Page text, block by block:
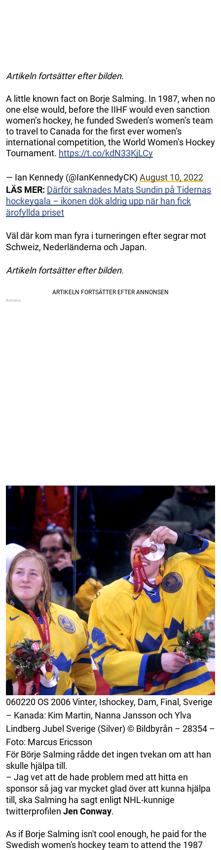
Artikeln fortsätter efter bilden.
A little known fact on Borje Salming. In 1987, when no
one else would, before the IIHF would even sanction
women’s hockey, he funded Sweden’s women’s team
to travel to Canada for the first ever women’s
international competition, the World Women’s Hockey
Tournament. https://t.co/kdN33KjLCy
— Ian Kennedy (@IanKennedyCK) August 10, 2022
LÄS MER: Därför saknades Mats Sundin på Tidernas
hockeygala – ikonen dök aldrig upp när han fick
ärofyllda priset
Väl där kom man fyra i turneringen efter segrar mot
Schweiz, Nederländerna och Japan.
Artikeln fortsätter efter bilden.
060220 OS 2006 Vinter, Ishockey, Dam, Final, Sverige
– Kanada: Kim Martin, Nanna Jansson och Ylva
Lindberg Jubel Sverige (Silver) © Bildbyrån – 28354 –
Foto: Marcus Ericsson
För Börje Salming rådde det ingen tvekan om att han
skulle hjälpa till.
– Jag vet att de hade problem med att hitta en
sponsor så jag var mycket glad över att kunna hjälpa
till, ska Salming ha sagt enligt NHL-kunnige
twitterprofilen Jen Conway.
As if Borje Salming isn't cool enough, he paid for the
Swedish women's hockey team to attend the 1987